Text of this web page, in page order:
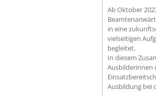
Ab Oktober
in eine
vielseitigen
begleitet.
In diesem
Ausbilderinnen
Ausbildung bei